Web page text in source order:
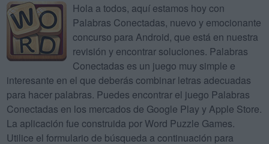
Hola a todos, aquí estamos hoy con
Palabras Conectadas, nuevo y emocionante
concurso para Android, que está en nuestra
revisión y encontrar soluciones. Palabras
Conectadas es un juego muy simple e
interesante en el que deberás combinar letras adecuadas
para hacer palabras. Puedes encontrar el juego Palabras
Conectadas en los mercados de Google Play y Apple Store.
La aplicación fue construida por Word Puzzle Games.
Utilice el formulario de búsqueda a continuación para